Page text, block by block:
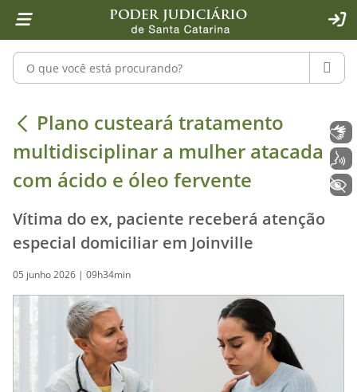
1 Ir para o conteúdo
2 Ir para a ferramenta de acessibilidade - Rybená
4 Ir para o menu principal
5 Ir para a pesquisa
6 Ir para o rodapé
7 Ir para a página inicial
Pesquisar no portal
Plano custeará tratamento
Plano custeará tratamento
multidisciplinar a mulher atacada
com ácido e óleo fervente
Vítima do ex, paciente receberá atenção
especial domiciliar em Joinville
05 junho 2026 | 09h34min
Libras
Voz
+ Acessibilidade